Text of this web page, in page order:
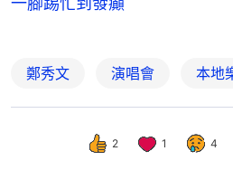
鄭秀文 演唱會 本地
2 1 4